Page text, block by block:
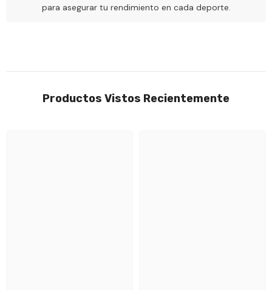
para asegurar tu rendimiento en cada deporte.
Productos Vistos Recientemente